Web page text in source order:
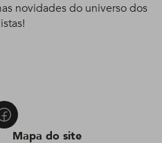
Mapa do site
novidades do universo dos